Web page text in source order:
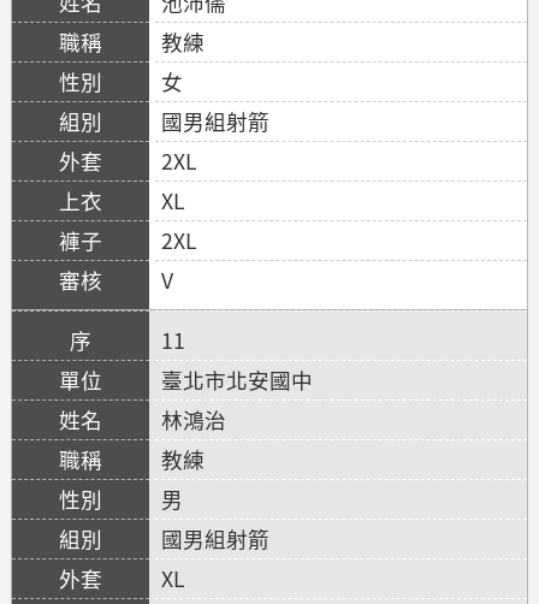
教練
女
國男組射箭
2XL
XL
2XL
V
11
臺北市北安國中
林鴻治
教練
男
國男組射箭
XL